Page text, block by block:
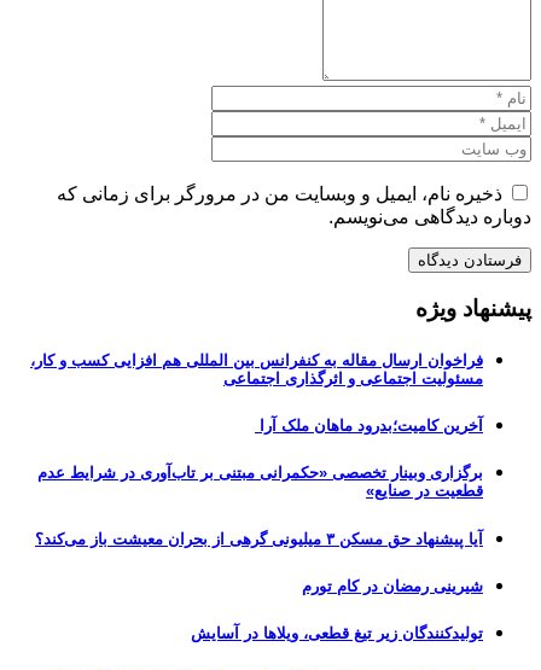
ذخیره نام، ایمیل و وبسایت من در مرورگر برای زمانی که
دوباره دیدگاهی می‌نویسم.
پیشنهاد ویژه
فراخوان ارسال مقاله به کنفرانس بین المللی هم افزایی کسب و کار،
مسئولیت اجتماعی و اثرگذاری اجتماعی
آخرین کامیت؛بدرود ماهان ملک آرا
برگزاری وبینار تخصصی «حکمرانی مبتنی بر تاب‌آوری در شرایط عدم
قطعیت در صنایع»
آیا پیشنهاد حق مسکن ۳ میلیونی گرهی از بحران معیشت باز می‌کند؟
شیرینی رمضان در کام تورم
تولیدکنندگان زیر تیغ قطعی، ویلاها در آسایش